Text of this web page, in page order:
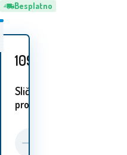
Besplatno
109.70
Slični
proizvodi: